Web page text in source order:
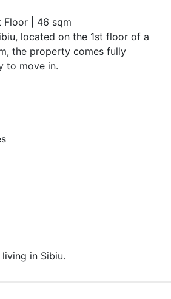
Floor | 46 sqm
located on the 1st floor of a
the property comes fully
to move in.
in Sibiu.